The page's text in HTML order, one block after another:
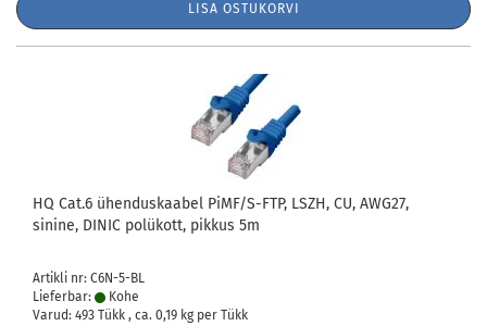
LISA OSTUKORVI
HQ Cat.6 ühenduskaabel PiMF/S-FTP, LSZH, CU, AWG27,
sinine, DINIC polükott, pikkus 5m
Artikli nr: C6N-5-BL
Lieferbar:
Kohe
Varud: 493 Tükk , ca. 0,19 kg per Tükk